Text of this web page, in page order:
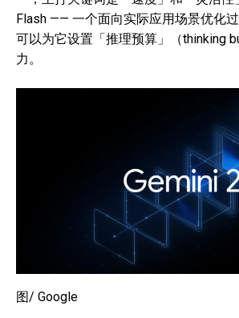
Flash —— 一个面向实际应用场景优化
可以为它设置「推理预算」（thinking
力。
图/ Google